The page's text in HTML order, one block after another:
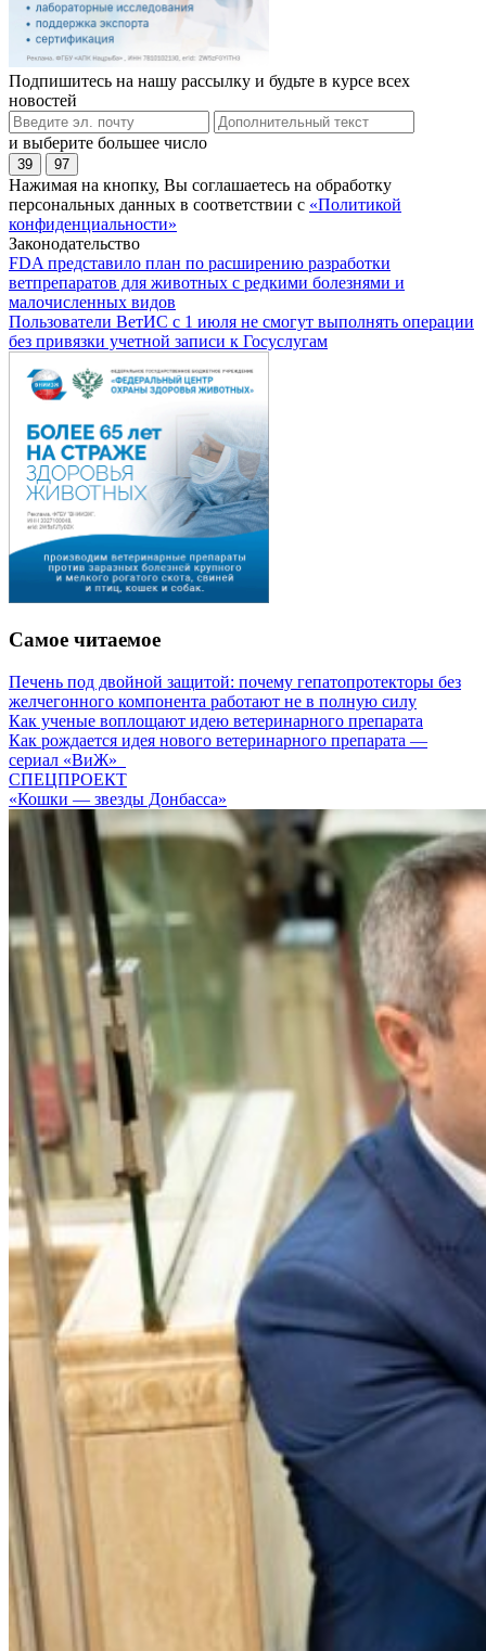
Подпишитесь на нашу рассылку и будьте в курсе всех
новостей
и выберите большее число
39 97
Нажимая на кнопку, Вы соглашаетесь на обработку
персональных данных в соответствии с «Политикой
конфиденциальности»
Законодательство
FDA представило план по расширению разработки
ветпрепаратов для животных с редкими болезнями и
малочисленных видов
Пользователи ВетИС с 1 июля не смогут выполнять операции
без привязки учетной записи к Госуслугам
Самое читаемое
Печень под двойной защитой: почему гепатопротекторы без
желчегонного компонента работают не в полную силу
Как ученые воплощают идею ветеринарного препарата
Как рождается идея нового ветеринарного препарата —
сериал «ВиЖ»
СПЕЦПРОЕКТ
«Кошки — звезды Донбасса»